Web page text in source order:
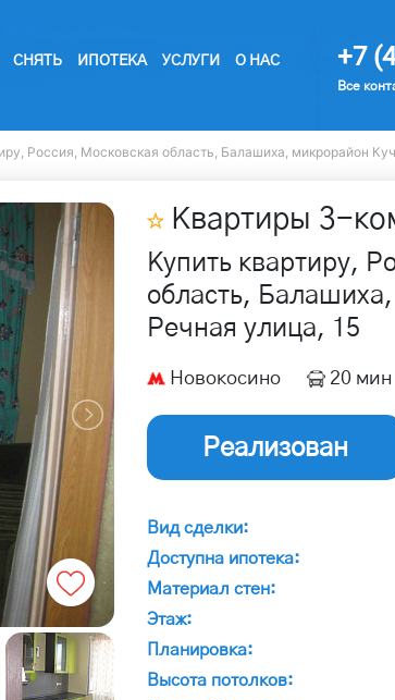
СНЯТЬ ИПОТЕКА УСЛУГИ О НАС +7
Все
Россия, Московская область, Балашиха, микрорайон
Квартиры 3-
Купить квартиру,
область,
Речная улица, 15
Новокосино 20 мин
Реализован
Вид сделки:
Доступна ипотека:
Материал стен:
Этаж:
Планировка:
Высота потолков: